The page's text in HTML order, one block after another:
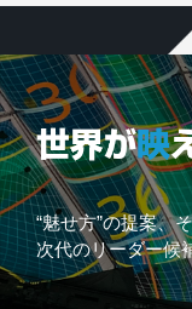
“魅せ方”の提案、
次代のリーダー候